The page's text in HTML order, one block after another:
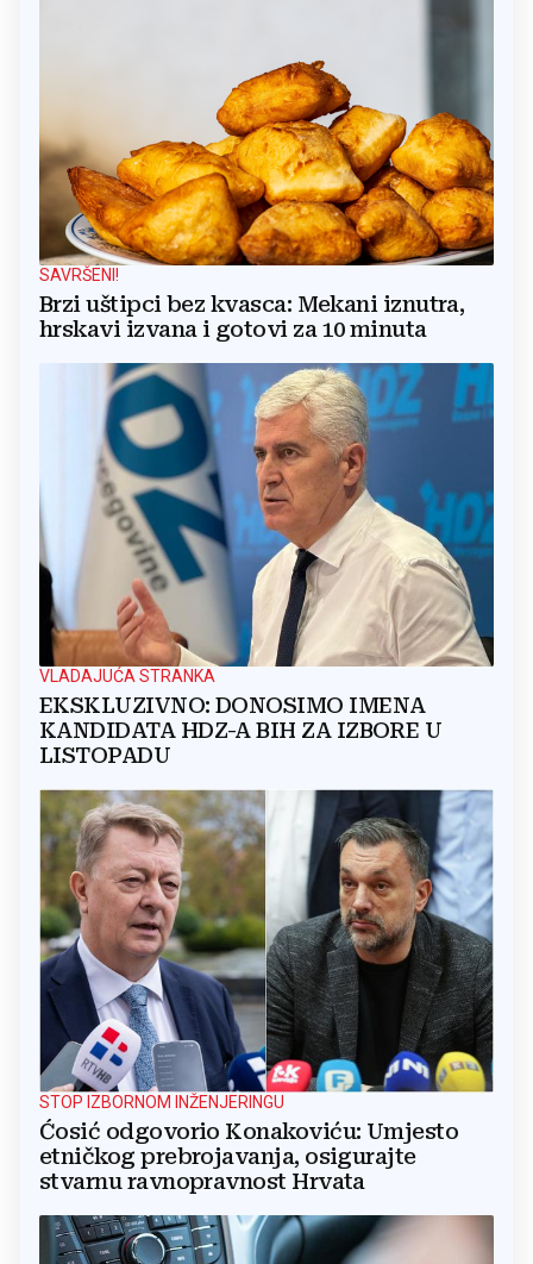
SAVRŠENI!
Brzi uštipci bez kvasca: Mekani iznutra,
hrskavi izvana i gotovi za 10 minuta
VLADAJUĆA STRANKA
EKSKLUZIVNO: DONOSIMO IMENA
KANDIDATA HDZ-A BIH ZA IZBORE U
LISTOPADU
STOP IZBORNOM INŽENJERINGU
Ćosić odgovorio Konakoviću: Umjesto
etničkog prebrojavanja, osigurajte
stvarnu ravnopravnost Hrvata